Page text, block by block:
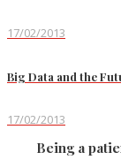
17/02/2013
Big Data and the
17/02/2013
Being a